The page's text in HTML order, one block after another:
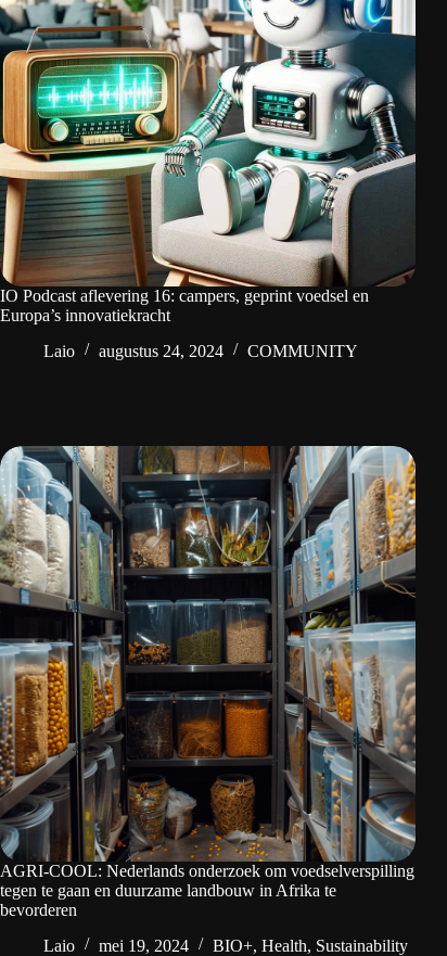
IO Podcast aflevering 16: campers, geprint voedsel en
Europa’s innovatiekracht
Laio
augustus 24, 2024 COMMUNITY
AGRI-COOL: Nederlands onderzoek om voedselverspilling
tegen te gaan en duurzame landbouw in Afrika te
bevorderen
Laio
mei 19, 2024 BIO+, Health, Sustainability